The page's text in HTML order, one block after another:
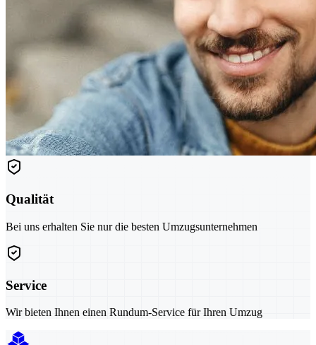
Qualität
Bei uns erhalten Sie nur die besten Umzugsunternehmen
Service
Wir bieten Ihnen einen Rundum-Service für Ihren Umzug